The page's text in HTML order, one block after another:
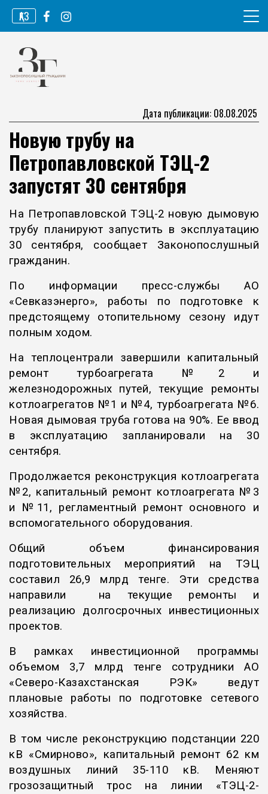
Перейти
содержимому
ҚАЗ
Законопослушный гражданин
Дата публикации: 08.08.2025
Новую трубу на
Петропавловской ТЭЦ-2
запустят 30 сентября
На Петропавловской ТЭЦ-2 новую дымовую
трубу планируют запустить в эксплуатацию
30 сентября, сообщает Законопослушный
гражданин.
По информации пресс-службы АО
«Севказэнерго», работы по подготовке к
предстоящему отопительному сезону идут
полным ходом.
На теплоцентрали завершили капитальный
ремонт турбоагрегата №2 и
железнодорожных путей, текущие ремонты
котлоагрегатов №1 и №4, турбоагрегата №6.
Новая дымовая труба готова на 90%. Ее ввод
в эксплуатацию запланировали на 30
сентября.
Продолжается реконструкция котлоагрегата
№2, капитальный ремонт котлоагрегата №3
и №11, регламентный ремонт основного и
вспомогательного оборудования.
Общий объем финансирования
подготовительных мероприятий на ТЭЦ
составил 26,9 млрд тенге. Эти средства
направили на текущие ремонты и
реализацию долгосрочных инвестиционных
проектов.
В рамках инвестиционной программы
объемом 3,7 млрд тенге сотрудники АО
«Северо-Казахстанская РЭК» ведут
плановые работы по подготовке сетевого
хозяйства.
В том числе реконструкцию подстанции 220
кВ «Смирново», капитальный ремонт 62 км
воздушных линий 35-110 кВ. Меняют
грозозащитный трос на линии «ТЭЦ-2-